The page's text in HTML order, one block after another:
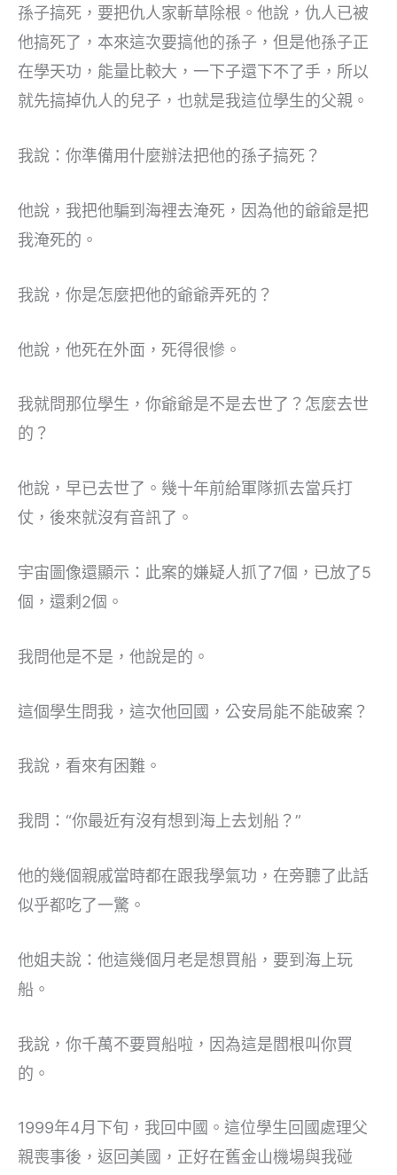
孫子搞死，要把仇人家斬草除根。他說，仇人已被
他搞死了，本來這次要搞他的孫子，但是他孫子正
在學天功，能量比較大，一下子還下不了手，所以
就先搞掉仇人的兒子，也就是我這位學生的父親。
我說：你準備用什麼辦法把他的孫子搞死？
他說，我把他騙到海裡去淹死，因為他的爺爺是把
我淹死的。
我說，你是怎麼把他的爺爺弄死的？
他說，他死在外面，死得很慘。
我就問那位學生，你爺爺是不是去世了？怎麼去世
的？
他說，早已去世了。幾十年前給軍隊抓去當兵打
仗，後來就沒有音訊了。
宇宙圖像還顯示：此案的嫌疑人抓了7個，已放了5
個，還剩2個。
我問他是不是，他說是的。
這個學生問我，這次他回國，公安局能不能破案？
我說，看來有困難。
我問：“你最近有沒有想到海上去划船？”
他的幾個親戚當時都在跟我學氣功，在旁聽了此話
似乎都吃了一驚。
他姐夫說：他這幾個月老是想買船，要到海上玩
船。
我說，你千萬不要買船啦，因為這是閻根叫你買
的。
1999年4月下旬，我回中國。這位學生回國處理父
親喪事後，返回美國，正好在舊金山機場與我碰